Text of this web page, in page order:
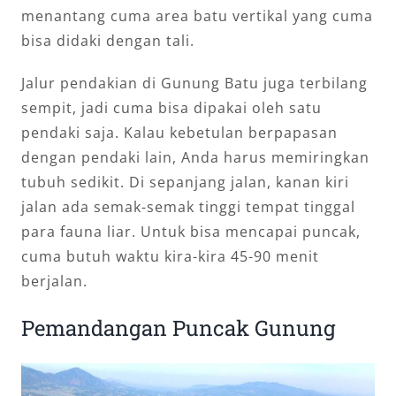
menantang cuma area batu vertikal yang cuma
bisa didaki dengan tali.
Jalur pendakian di Gunung Batu juga terbilang
sempit, jadi cuma bisa dipakai oleh satu
pendaki saja. Kalau kebetulan berpapasan
dengan pendaki lain, Anda harus memiringkan
tubuh sedikit. Di sepanjang jalan, kanan kiri
jalan ada semak-semak tinggi tempat tinggal
para fauna liar. Untuk bisa mencapai puncak,
cuma butuh waktu kira-kira 45-90 menit
berjalan.
Pemandangan Puncak Gunung